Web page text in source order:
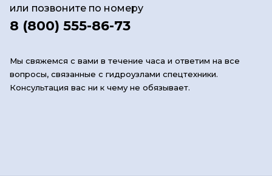
или позвоните по номеру
8 (800) 555-86-73
Мы свяжемся с вами в течение часа и ответим на все
вопросы, связанные с гидроузлами спецтехники.
Консультация вас ни к чему не обязывает.